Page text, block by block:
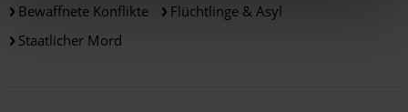
Bewaffnete Konflikte
Flüchtlinge & Asyl
Staatlicher Mord